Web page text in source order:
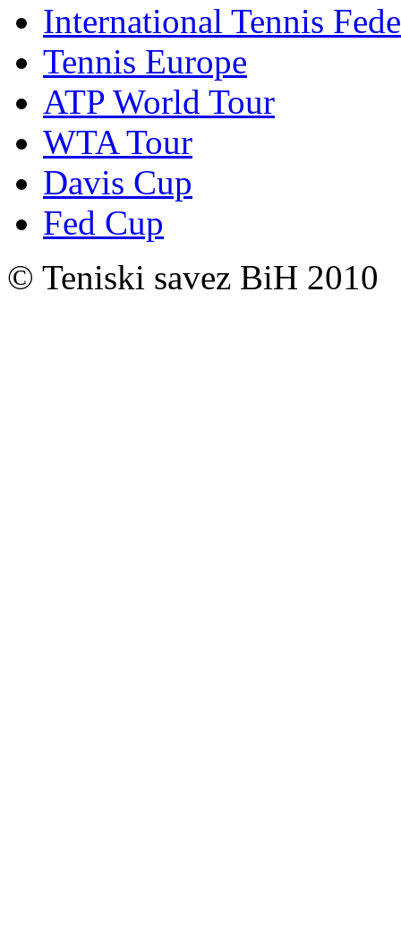
International Tennis
Tennis Europe
ATP World Tour
WTA Tour
Davis Cup
Fed Cup
© Teniski savez BiH 2010